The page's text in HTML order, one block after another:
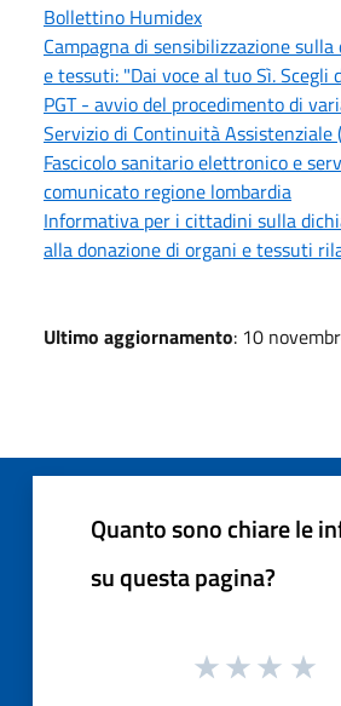
Bollettino Humidex
Campagna di sensibilizzazione
e tessuti: "Dai voce al tuo Sì. Scegli
PGT - avvio del procedimento di
Servizio di Continuità Assistenziale
Fascicolo sanitario elettronico e
comunicato regione lombardia
Informativa per i cittadini sulla
alla donazione di organi e tessuti
Ultimo aggiornamento: 10
Quanto sono chiare le
su questa pagina?